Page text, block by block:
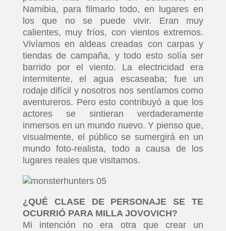
INICIO
PELICULAS
SERIES
Namibia, para filmarlo todo, en lugares en
los que no se puede vivir. Eran muy
calientes, muy fríos, con vientos extremos.
Vivíamos en aldeas creadas con carpas y
tiendas de campaña, y todo esto solía ser
barrido por el viento. La electricidad era
intermitente, el agua escaseaba; fue un
rodaje difícil y nosotros nos sentíamos como
aventureros. Pero esto contribuyó a que los
actores se sintieran verdaderamente
inmersos en un mundo nuevo. Y pienso que,
visualmente, el público se sumergirá en un
mundo foto-realista, todo a causa de los
lugares reales que visitamos.
¿QUÉ CLASE DE PERSONAJE SE TE
OCURRIÓ PARA MILLA JOVOVICH?
Mi intención no era otra que crear un